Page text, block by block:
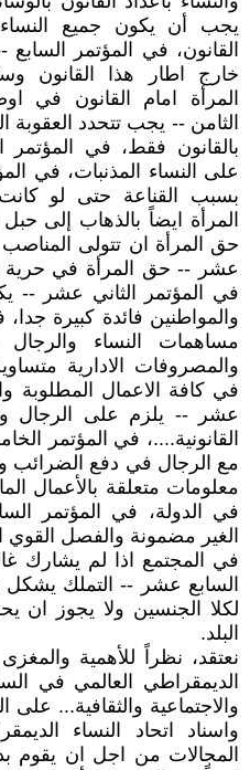
يجب أن يكون جميع
القانون، في المؤتمر
خارج اطار هذا القانون
المرأة امام القانون في
الثامن -- يجب تتحدد العقوبة
بالقانون فقط، في المؤتمر
على النساء المذنبات، في
بسبب القناعة حتى لو
المرأة ايضاً بالذهاب إلى
حق المرأة ان تتولى المناصب
عشر -- حق المرأة في حرية
في المؤتمر الثاني عشر
والمواطنين فائدة كبيرة
مساهمات النساء
والمصروفات الادارية
في كافة الاعمال المطلوبة
عشر -- يلزم على الرجال
القانونية....، في المؤتمر
مع الرجال في دفع الضرائب
معلومات متعلقة بالأعمال
في الدولة، في المؤتمر
الغير مضمونة والفصل
في المجتمع اذا لم يشارك
السابع عشر -- التملك
لكلا الجنسين ولا يجوز ان
البلد.
نعتقد، نظراً للأهمية
الديمقراطي العالمي في
والاجتماعية والثقافية...
واسناد اتحاد النساء
المجالات من اجل ان يقوم